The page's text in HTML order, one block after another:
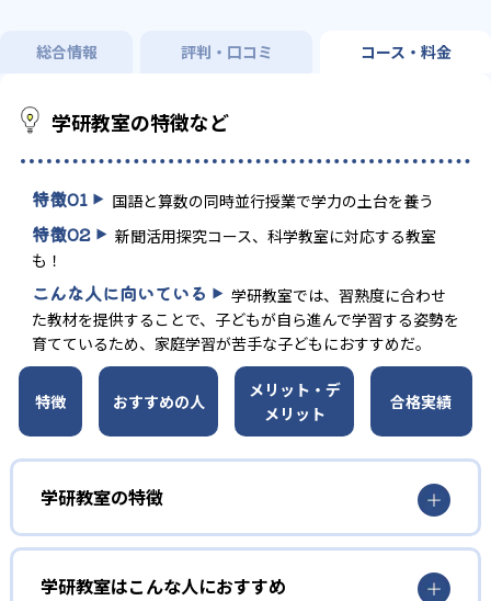
総合情報 評判・口コミ コース・料金
学研教室の特徴など
特徴01 国語と算数の同時並行授業で学力の土台を養う
特徴02
新聞活用探究コース、科学教室に対応する教室
も！
こんな人に向いている
学研教室では、習熟度に合わせ
た教材を提供することで、子どもが自ら進んで学習する姿勢を
育てているため、家庭学習が苦手な子どもにおすすめだ。
特徴 おすすめの人
メリット・デ
メリット
合格実績
学研教室の特徴
01
3歳から高校生まで「無学年方式」で個別指導
学研教室はこんな人におすすめ